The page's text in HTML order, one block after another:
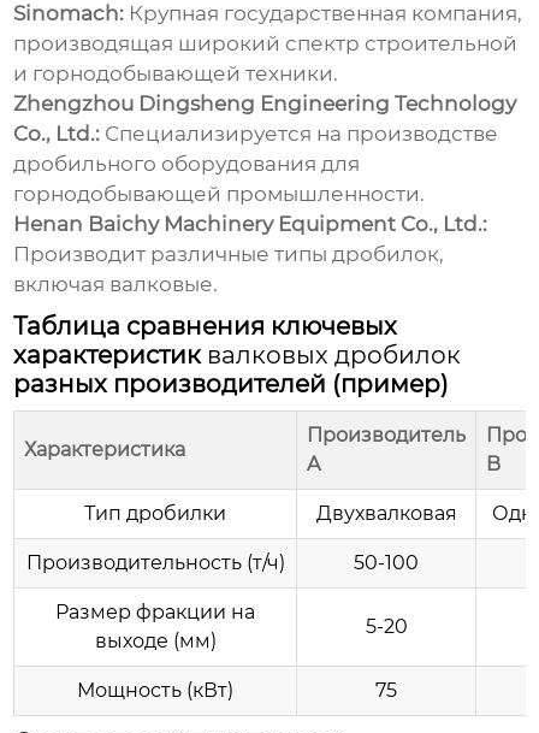
Sinomach: Крупная государственная компания,
производящая широкий спектр строительной
и горнодобывающей техники.
Zhengzhou Dingsheng Engineering Technology
Co., Ltd.: Специализируется на производстве
дробильного оборудования для
горнодобывающей промышленности.
Henan Baichy Machinery Equipment Co., Ltd.:
Производит различные типы дробилок,
включая валковые.
Таблица сравнения ключевых
характеристик валковых дробилок
разных производителей (пример)
Характеристика
Производитель
A
B
Тип дробилки Двухвалковая
Производительность (т/ч) 50-100
Размер фракции на
выходе (мм)
5-20
Мощность (кВт) 75